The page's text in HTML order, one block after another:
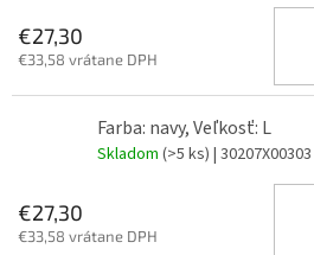
€27,30
€33,58 vrátane DPH
Farba: navy, Veľkosť: L
Skladom (>5 ks) | 30207X00303
€27,30
€33,58 vrátane DPH